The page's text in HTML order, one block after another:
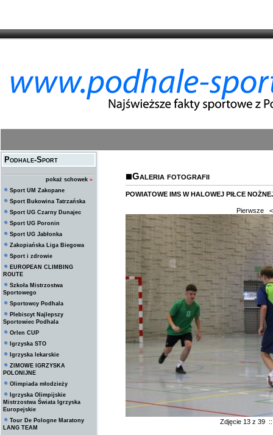
Podhale-Sport
pokaż schowek »
Sport UM Zakopane
Sport Bukowina Tatrzańska
Sport UG Czarny Dunajec
Sport UG Poronin
Sport UG Jabłonka
Zakopiańska Liga Biegowa
Sport i zdrowie
EUROPEAN CLIMBING
ROUTE
Szkoła Mistrzostwa
Sportowego
Sportowcy Podhala
Plebiscyt Najlepszy
Sportowiec Podhala
Orlen CUP
Igrzyska STO
Igrzyska lekarskie
ZIMOWE IGRZYSKA
POLONIJNE
Olimpiada młodzieży
Igrzyska Olimpijskie
Mistrzostwa Świata Igrzyska
Europejskie
Tour De Pologne Maratony
LANG TEAM
Galeria fotografii
POWIATOWE IMS W HALOWEJ PIŁCE
Pierwsze
Zdjęcie 13 z 39